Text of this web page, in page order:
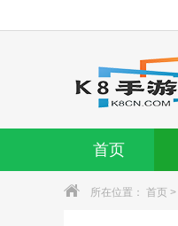
首页
所在位置： 首页 >